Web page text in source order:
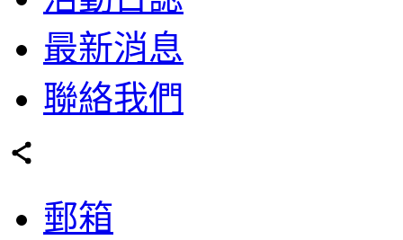
最新消息
聯絡我們
郵箱